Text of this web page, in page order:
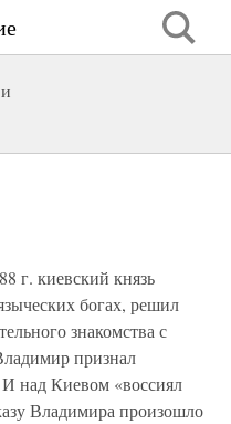
г. киевский князь
богах, решил
знакомства с
признал
над Киевом «воссиял
Владимира произошло